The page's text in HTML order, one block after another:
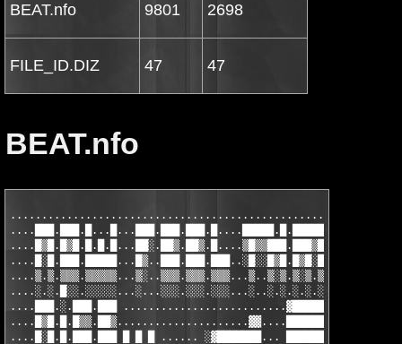
BEAT.nfo 9801 2698
FILE_ID.DIZ 47 47
BEAT.nfo
....███.░.███.███
....█░█.█.███.███ █ █ █ ...... ░▓███████...